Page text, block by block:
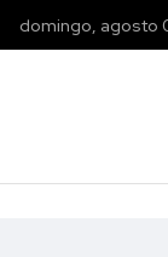
domingo, agosto